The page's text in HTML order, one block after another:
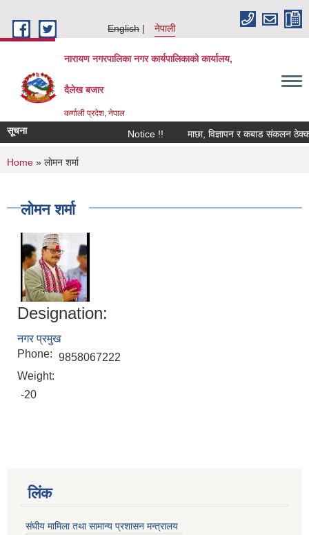
English
नेपाली
नारायण नगरपालिका नगर कार्यपालिकाको कार्यालय,
दैलेख बजार
कर्णाली प्रदेश, नेपाल
सूचना Notice !! माछा, विज्ञापन र कबाड संकलन ठेक्का
You are here
Home » लाेमन शर्मा
लाेमन शर्मा
Designation:
नगर प्रमुख
Phone: 9858067222
Weight:
-20
लिंक
संघीय मामिला तथा सामान्य प्रशासन मन्त्रालय